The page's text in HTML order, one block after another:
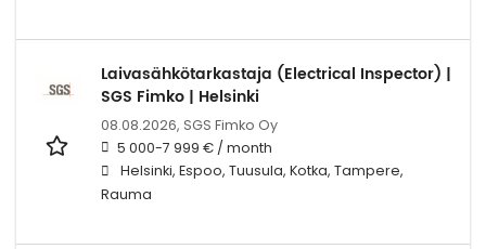
Laivasähkötarkastaja (Electrical Inspector) |
SGS Fimko | Helsinki
08.08.2026, SGS Fimko Oy
5 000-7 999 € / month
Helsinki, Espoo, Tuusula, Kotka, Tampere,
Rauma